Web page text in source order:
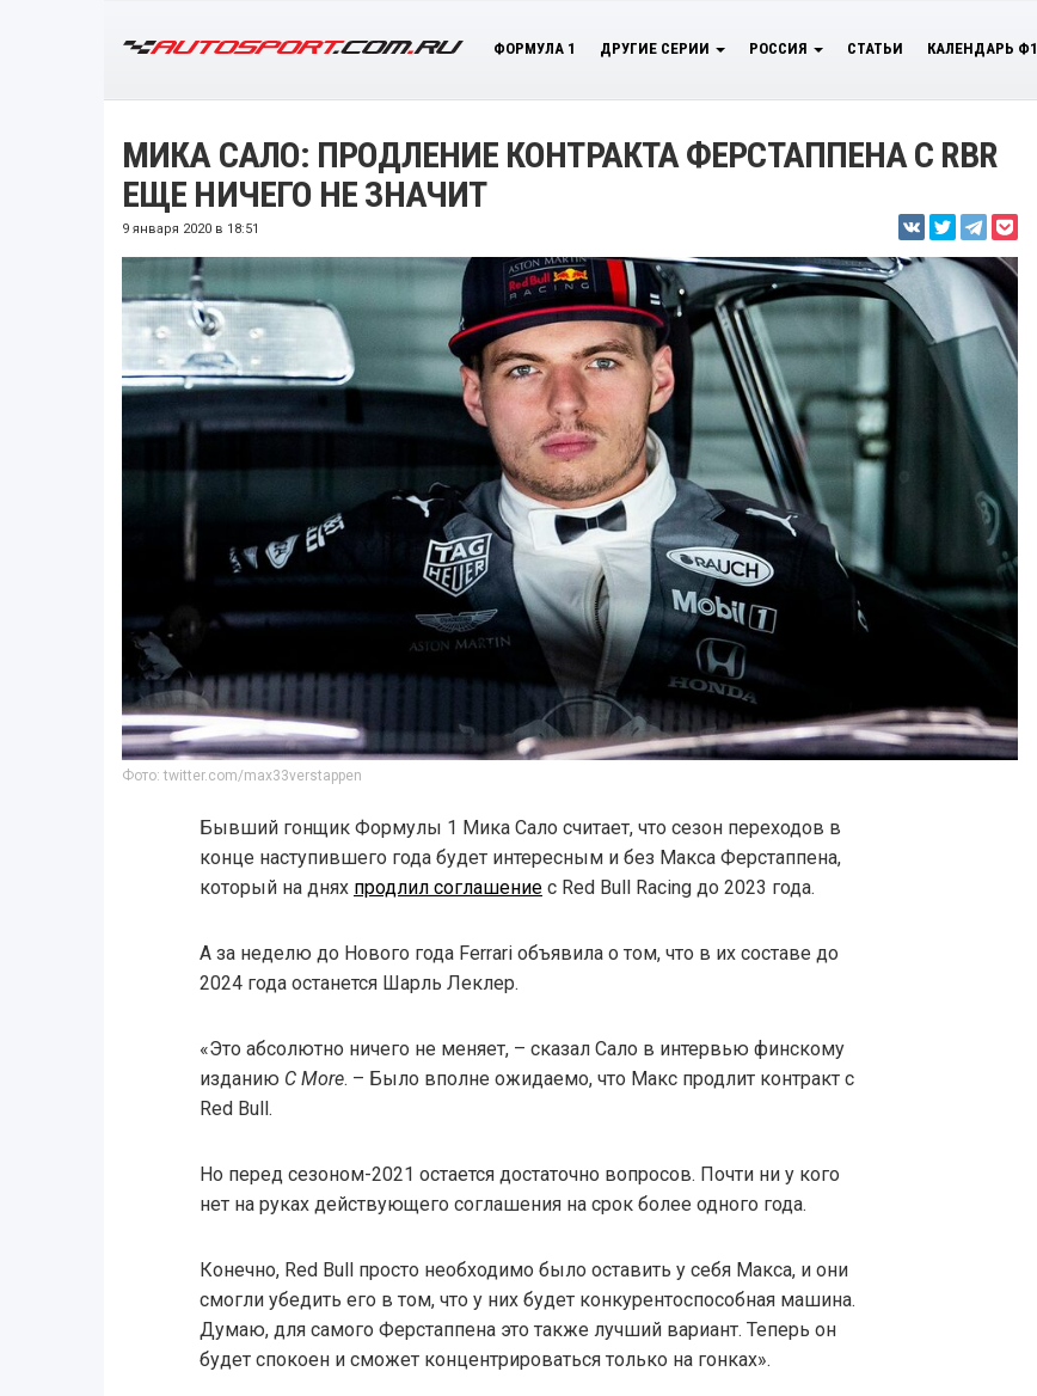
ФОРМУЛА 1 ДРУГИЕ СЕРИИ РОССИЯ СТАТЬИ КАЛЕНДАРЬ Ф1
МИКА САЛО: ПРОДЛЕНИЕ КОНТРАКТА ФЕРСТАППЕНА С RBR
ЕЩЕ НИЧЕГО НЕ ЗНАЧИТ
9 января 2020 в 18:51
Фото: twitter.com/max33verstappen
Бывший гонщик Формулы 1 Мика Сало считает, что сезон переходов в
конце наступившего года будет интересным и без Макса Ферстаппена,
который на днях продлил соглашениес Red Bull Racing до 2023 года.
А за неделю до Нового года Ferrari объявила о том, что в их составе до
2024 года останется Шарль Леклер.
«Это абсолютно ничего не меняет, – сказал Сало в интервью финскому
изданию C More. – Было вполне ожидаемо, что Макс продлит контракт с
Red Bull.
Но перед сезоном-2021 остается достаточно вопросов. Почти ни у кого
нет на руках действующего соглашения на срок более одного года.
Конечно, Red Bull просто необходимо было оставить у себя Макса, и они
смогли убедить его в том, что у них будет конкурентоспособная машина.
Думаю, для самого Ферстаппена это также лучший вариант. Теперь он
будет спокоен и сможет концентрироваться только на гонках».